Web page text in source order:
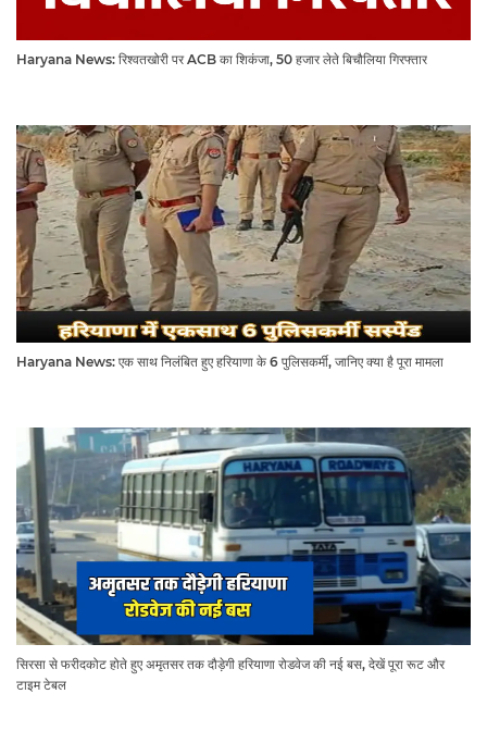
Haryana News: रिश्वतखोरी पर ACB का शिकंजा, 50 हजार लेते बिचौलिया गिरफ्तार
Haryana News: एक साथ निलंबित हुए हरियाणा के 6 पुलिसकर्मी, जानिए क्या है पूरा मामला
सिरसा से फरीदकोट होते हुए अमृतसर तक दौड़ेगी हरियाणा रोडवेज की नई बस, देखें पूरा रूट और
टाइम टेबल